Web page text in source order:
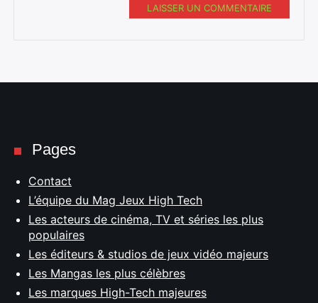
LAISSER UN COMMENTAIRE
Pages
Contact
L’équipe du Mag Jeux High Tech
Les acteurs de cinéma, TV et séries les plus
populaires
Les éditeurs & studios de jeux vidéo majeurs
Les Mangas les plus célèbres
Les marques High-Tech majeures